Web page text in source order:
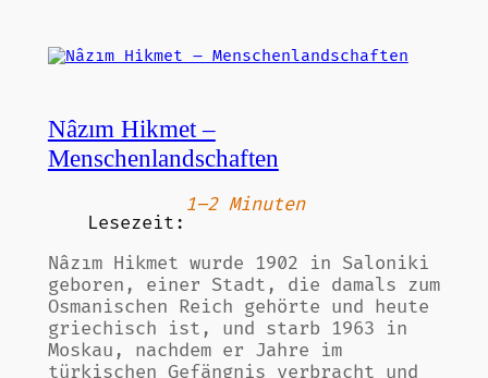
Nâzım Hikmet –
Menschenlandschaften
Lesezeit:
1–2 Minuten
Nâzım Hikmet wurde 1902 in Saloniki
geboren, einer Stadt, die damals zum
Osmanischen Reich gehörte und heute
griechisch ist, und starb 1963 in
Moskau, nachdem er Jahre im
türkischen Gefängnis verbracht und